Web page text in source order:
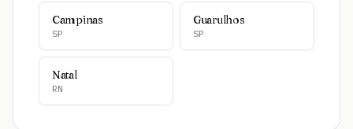
Campinas
SP
Guarulhos
SP
Natal
RN